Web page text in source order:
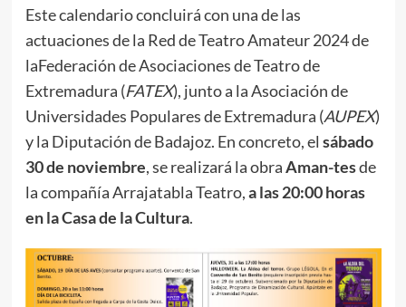
Este calendario concluirá con una de las
actuaciones de la Red de Teatro Amateur 2024 de
laFederación de Asociaciones de Teatro de
Extremadura (FATEX), junto a la Asociación de
Universidades Populares de Extremadura (AUPEX)
y la Diputación de Badajoz. En concreto, el sábado
30 de noviembre, se realizará la obraAman-tesde
la compañía Arrajatabla Teatro,a las 20:00 horas
en la Casa de la Cultura.